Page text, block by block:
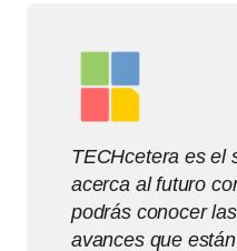
TECHcetera es el
acerca al futuro
podrás conocer
avances que